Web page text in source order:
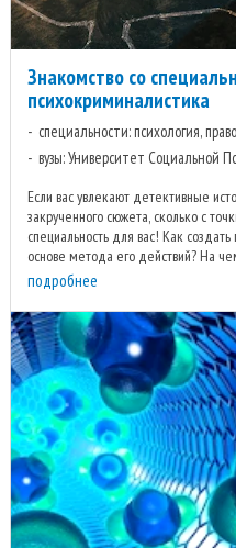
Знакомство со
психокриминалистика
специальности: психология, право
вузы: Университет Социальной
Если вас увлекают детективные
закрученного сюжета, сколько с
специальность для вас! Как
основе метода его действий? На
подробнее